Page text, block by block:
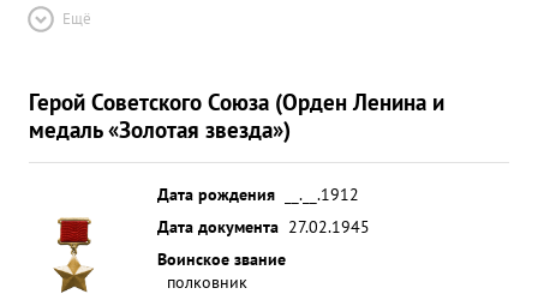
Ещё
Герой Советского Союза (Орден Ленина и
медаль «Золотая звезда»)
Дата рождения
__.__.1912
Дата документа 27.02.1945
Воинское звание
полковник